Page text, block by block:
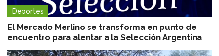
Deportes
El Mercado Merlino se transforma en punto de
encuentro para alentar a la Selección Argentina